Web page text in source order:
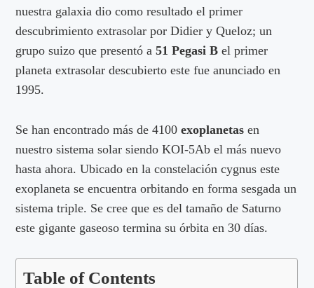
nuestra galaxia dio como resultado el primer
descubrimiento extrasolar por Didier y Queloz; un
grupo suizo que presentó a 51 Pegasi Bel primer
planeta extrasolar descubierto este fue anunciado en
1995.
Se han encontrado más de 4100exoplanetasen
nuestro sistema solar siendo KOI-5Ab el más nuevo
hasta ahora. Ubicado en la constelación cygnus este
exoplaneta se encuentra orbitando en forma sesgada un
sistema triple. Se cree que es del tamaño de Saturno
este gigante gaseoso termina su órbita en 30 días.
Table of Contents